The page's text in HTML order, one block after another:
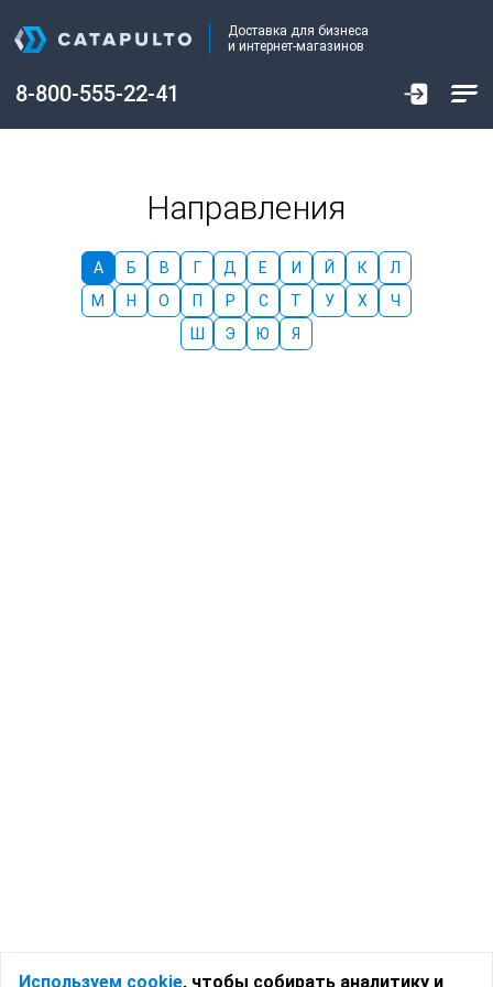
Доставка для бизнеса
и интернет-магазинов
8-800-555-22-41
Направления
А Б В Г Д Е И Й К
Л
М
Н О П Р С Т У Х
Ч
Ш
Э Ю Я
Используем cookie, чтобы собирать аналитику и